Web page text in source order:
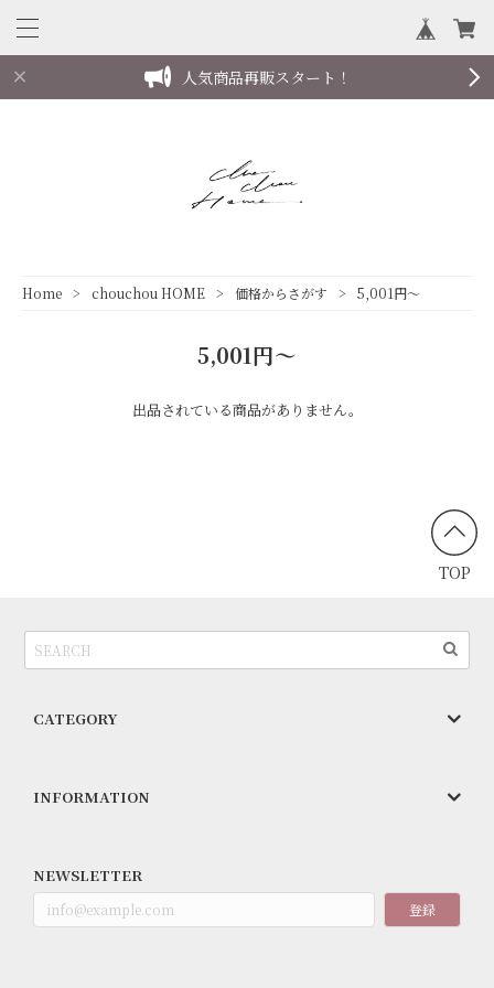
人気商品再販スタート！
Home chouchou HOME 価格からさがす 5,001円～
5,001円～
出品されている商品がありません。
TOP
CATEGORY
INFORMATION
NEWSLETTER
登録